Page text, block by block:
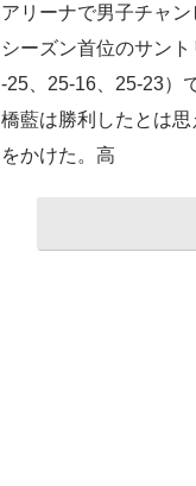
アリーナで男子チャ
シーズン首位のサン
-25、25-16、25-23）
橋藍は勝利したとは
をかけた。高